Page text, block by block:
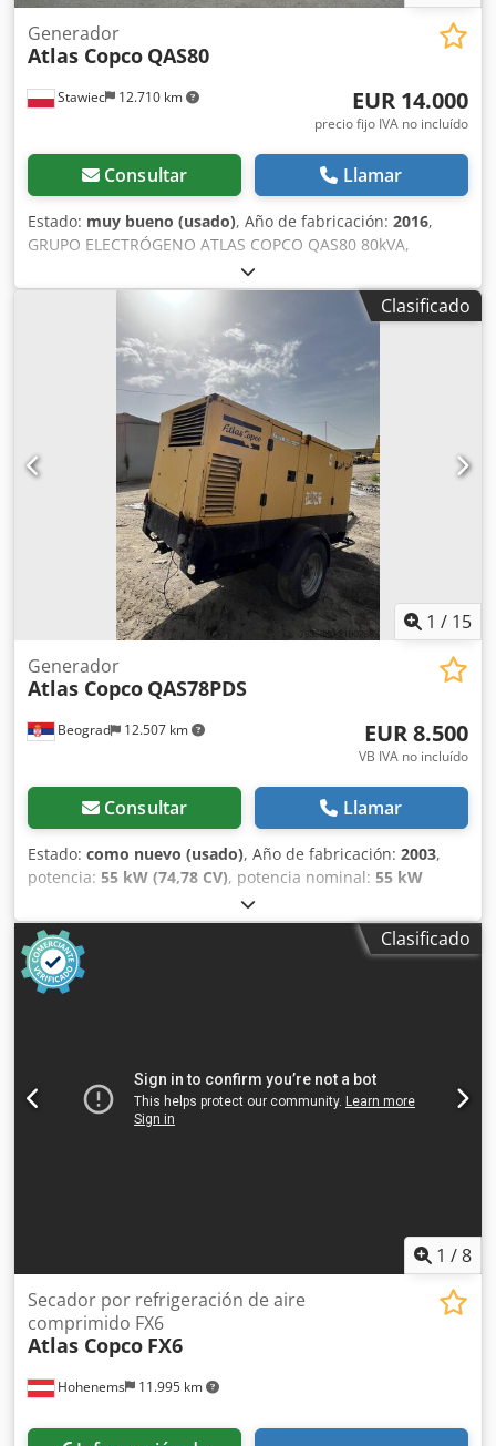
Stawiec 12.710 km
Generador
Atlas Copco QAS80
EUR 14.000
precio fijo IVA no incluído
Consultar Llamar
Estado: muy bueno (usado), Año de fabricación: 2016,
GRUPO ELECTRÓGENO ATLAS COPCO QAS80 80kVA,
fabricación 2016 Especificaciones técnicas: Potencia: 80
kVA (64 kW); año de fabricación: 2016; motor: PERKINS
horas de funcionamiento: 2950 horas El grupo electrógeno
está en perfecto estado de funcionamiento. Precio neto:
59.500 PLN Dodpfx Afjzcn Dzjlokr Precio bruto: 73.185 PLN
Clasificado
1 / 15
Beograd 12.507 km
Generador
Atlas Copco QAS78PDS
EUR 8.500
VB IVA no incluído
Consultar Llamar
Estado: como nuevo (usado), Año de fabricación: 2003,
potencia: 55 kW (74,78 CV), potencia nominal: 55 kW
, excelente estado Dkjdpfx Aey Rqmisfljr
Clasificado
1 /8
Hohenems 11.995 km
Secador por refrigeración de aire
comprimido FX6
Atlas Copco FX6